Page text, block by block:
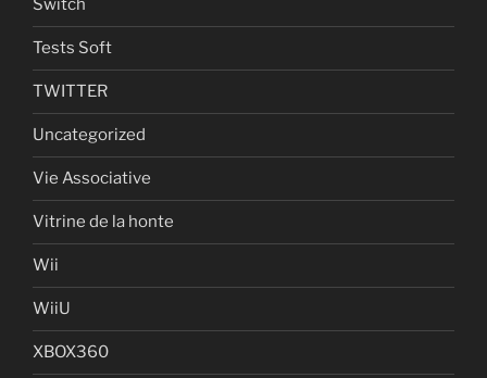
Switch
Tests Soft
TWITTER
Uncategorized
Vie Associative
Vitrine de la honte
Wii
WiiU
XBOX360